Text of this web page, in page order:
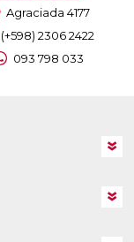
Agraciada 4177
(+598) 2306 2422
093 798 033